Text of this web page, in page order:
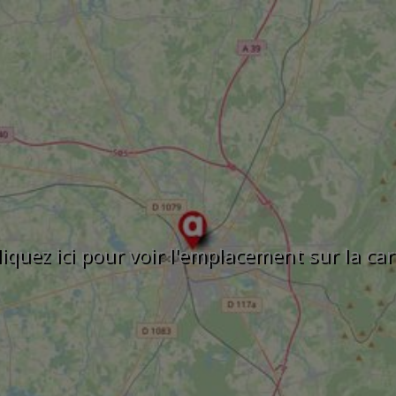
ici pour voir l'emplacement sur la